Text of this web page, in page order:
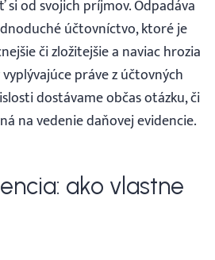
od svojich príjmov. Odpadáva
účtovníctvo, ktoré je
či zložitejšie a naviac hrozia
práve z účtovných
dostávame občas otázku, či
na vedenie daňovej evidencie.
ako vlastne